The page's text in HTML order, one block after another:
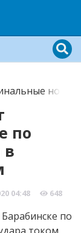
по
в
04:48 648